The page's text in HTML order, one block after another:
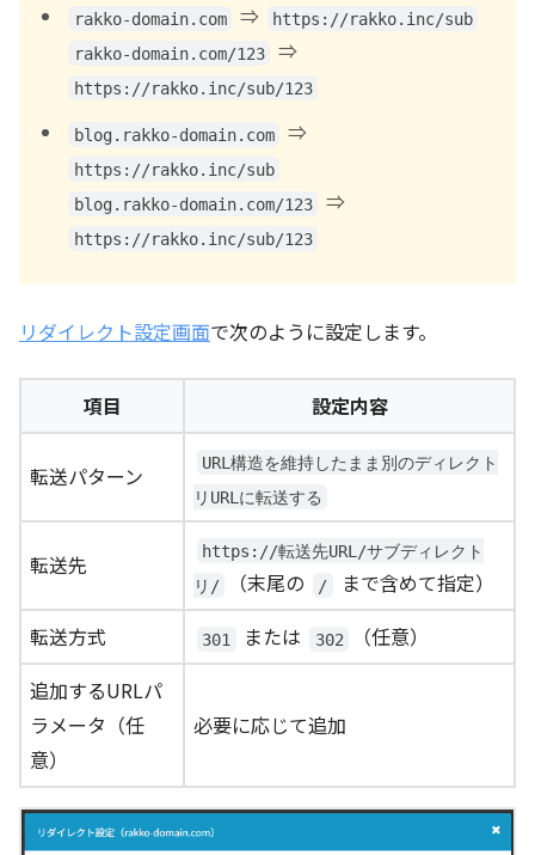
rakko-domain.com ⇒
https://rakko.inc/sub
rakko-domain.com/123
⇒
https://rakko.inc/sub/123
blog.rakko-domain.com ⇒
https://rakko.inc/sub
blog.rakko-domain.com/123
⇒
https://rakko.inc/sub/123
リダイレクト設定画面で次のように設定します。
項目 設定内容
転送パターン
URL構造を維持したまま別のディレクト
リURLに転送する
転送先
https://転送先URL/サブディレクト
リ/
（末尾の /
まで含めて指定）
転送方式
301 または 302
（任意）
追加するURLパ
ラメータ（任
意）
必要に応じて追加